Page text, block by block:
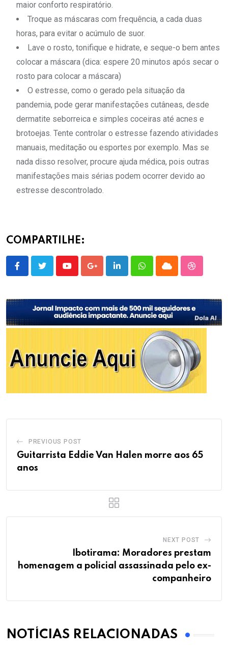
maior conforto respiratório.
Troque as máscaras com frequência, a cada duas
horas, para evitar o acúmulo de suor.
Lave o rosto, tonifique e hidrate, e seque-o bem antes
colocar a máscara (dica: espere 20 minutos após secar o
rosto para colocar a máscara)
O estresse, como o gerado pela situação da
pandemia, pode gerar manifestações cutâneas, desde
dermatite seborreica e simples coceiras até acnes e
brotoejas. Tente controlar o estresse fazendo atividades
manuais, meditação ou esportes por exemplo. Mas se
nada disso resolver, procure ajuda médica, pois outras
manifestações mais sérias podem ocorrer devido ao
estresse descontrolado.
COMPARTILHE:
YoutubeGoogle+LinkedInWhatsappCloud
PREVIOUS POST
Guitarrista Eddie Van Halen morre aos 65
anos
NEXT POST
Ibotirama: Moradores prestam
homenagem a policial assassinada pelo ex-
companheiro
NOTÍCIAS RELACIONADAS